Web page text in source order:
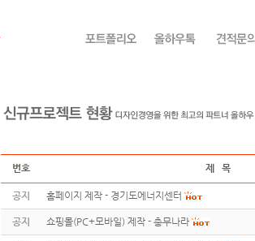
번호
제 목
공지 홈페이지 제작 - 경기도에너지센터
공지 쇼핑몰(PC+모바일) 제작 - 총무나라